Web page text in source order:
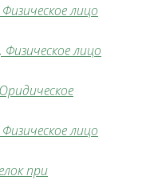
лицо
лицо
лицо
при